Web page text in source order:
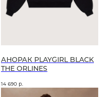
АНОРАК PLAYGIRL BLACK
THE ORLINES
14 690 р.